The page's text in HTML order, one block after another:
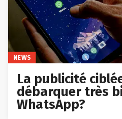
NEWS
La publicité
débarquer très
WhatsApp?